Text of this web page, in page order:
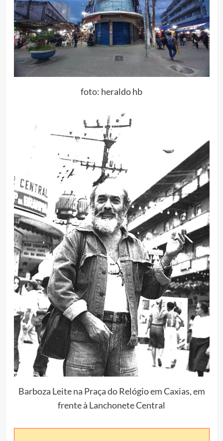
foto: heraldo hb
Barboza Leite na Praça do Relógio em Caxias, em
frente à Lanchonete Central